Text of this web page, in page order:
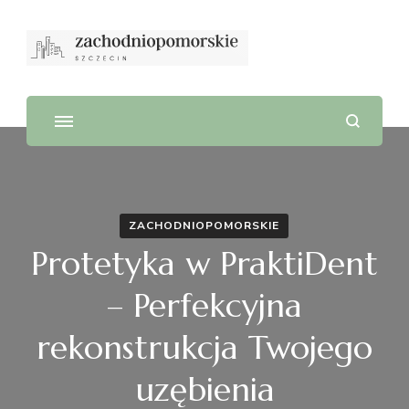
ZACHODNIOPOMORSKIE
Protetyka w PraktiDent
– Perfekcyjna
rekonstrukcja Twojego
uzębienia